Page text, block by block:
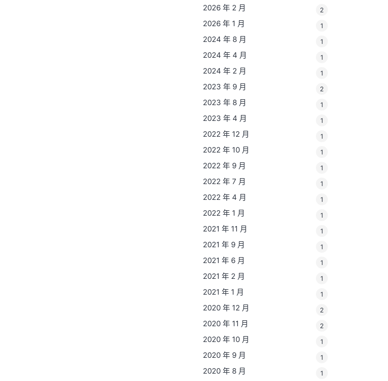
2026 年 2 月 2
2026 年 1 月 1
2024 年 8 月 1
2024 年 4 月 1
2024 年 2 月 1
2023 年 9 月 2
2023 年 8 月 1
2023 年 4 月 1
2022 年 12 月 1
2022 年 10 月 1
2022 年 9 月 1
2022 年 7 月 1
2022 年 4 月 1
2022 年 1 月 1
2021 年 11 月 1
2021 年 9 月 1
2021 年 6 月 1
2021 年 2 月 1
2021 年 1 月 1
2020 年 12 月 2
2020 年 11 月 2
2020 年 10 月 1
2020 年 9 月 1
2020 年 8 月 1